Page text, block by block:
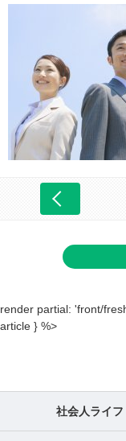
render partial: 'front/
article } %>
社会人ライフ